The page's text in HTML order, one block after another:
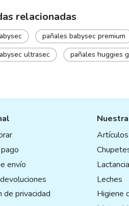
relacionadas
pañales babysec premium
ultrasec
pañales huggies g
envío
de privacidad
Leches
Higiene